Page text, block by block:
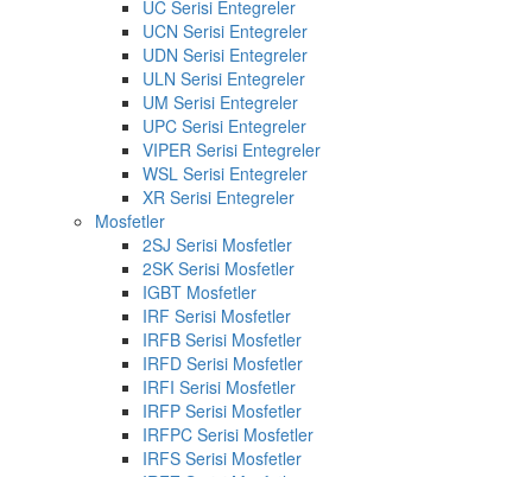
UC Serisi Entegreler
UCN Serisi Entegreler
UDN Serisi Entegreler
ULN Serisi Entegreler
UM Serisi Entegreler
UPC Serisi Entegreler
VIPER Serisi Entegreler
WSL Serisi Entegreler
XR Serisi Entegreler
Mosfetler
2SJ Serisi Mosfetler
2SK Serisi Mosfetler
IGBT Mosfetler
IRF Serisi Mosfetler
IRFB Serisi Mosfetler
IRFD Serisi Mosfetler
IRFI Serisi Mosfetler
IRFP Serisi Mosfetler
IRFPC Serisi Mosfetler
IRFS Serisi Mosfetler